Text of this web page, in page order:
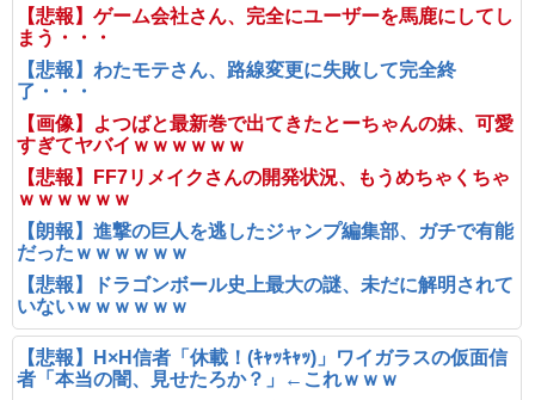
【悲報】ゲーム会社さん、完全にユーザーを馬鹿にしてし
まう・・・
【悲報】わたモテさん、路線変更に失敗して完全終
了・・・
【画像】よつばと最新巻で出てきたとーちゃんの妹、可愛
すぎてヤバイｗｗｗｗｗｗ
【悲報】FF7リメイクさんの開発状況、もうめちゃくちゃ
ｗｗｗｗｗｗ
【朗報】進撃の巨人を逃したジャンプ編集部、ガチで有能
だったｗｗｗｗｗｗ
【悲報】ドラゴンボール史上最大の謎、未だに解明されて
いないｗｗｗｗｗｗ
【悲報】H×H信者「休載！(ｷｬｯｷｬｯ)」ワイガラスの仮面信
者「本当の闇、見せたろか？」←これｗｗｗ